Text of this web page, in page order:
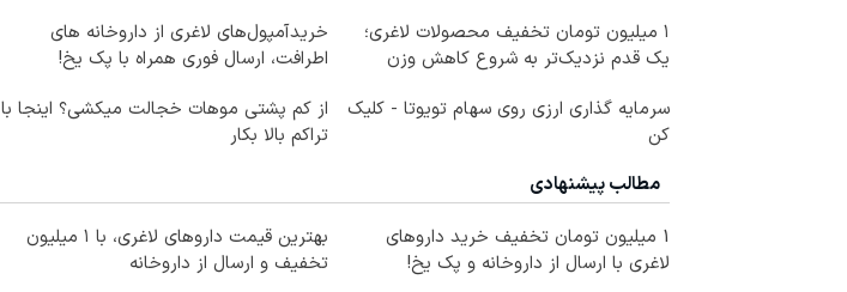
۱ میلیون تومان تخفیف محصولات لاغری؛
یک قدم نزدیک‌تر به شروع کاهش وزن
خریدآمپول‌های لاغری از داروخانه های
اطرافت، ارسال فوری همراه با پک یخ!
سرمایه گذاری ارزی روی سهام تویوتا - کلیک
کن
از کم پشتی موهات خجالت میکشی؟ اینجا با
تراکم بالا بکار
مطالب پیشنهادی
1 میلیون تومان تخفیف خرید داروهای
لاغری با ارسال از داروخانه و پک یخ!
بهترین قیمت داروهای لاغری، با ۱ میلیون
تخفیف و ارسال از داروخانه‌